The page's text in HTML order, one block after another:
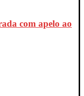
com apelo ao